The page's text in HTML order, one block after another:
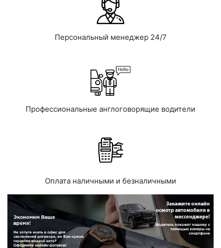
Персональный менеджер 24/7
Профессиональные англоговорящие водители
Оплата наличными и безналичными